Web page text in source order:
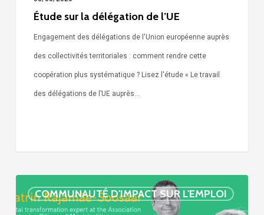
Étude sur la délégation de l’UE
Engagement des délégations de l'Union européenne auprès
des collectivités territoriales : comment rendre cette
coopération plus systématique ? Lisez l'étude « Le travail
des délégations de l’UE auprès…
COMMUNAUTÉ D'IMPACT SUR L'EMPLOI
Simone »